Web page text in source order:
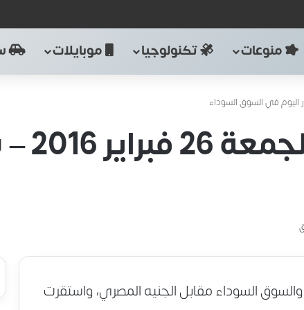
منوعات تكنولوجيا موبايلات
السوداء مقابل الجنيه المصري، واستقرت